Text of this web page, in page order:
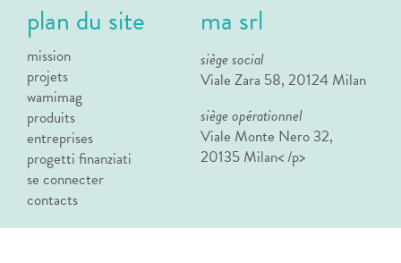
plan du site
mission
projets
wamimag
produits
entreprises
progetti finanziati
se connecter
contacts
ma srl
siège social
Viale Zara 58, 20124 Milan
siège opérationnel
Viale Monte Nero 32,
20135 Milan< /p>